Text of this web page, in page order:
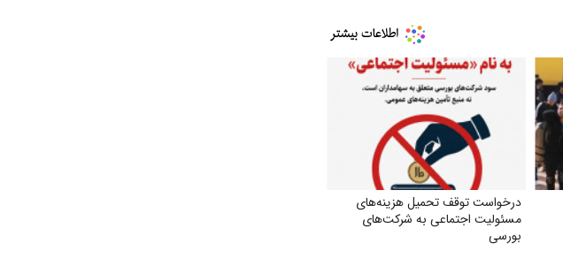
درخواست توقف تحمیل هزینه‌های
مسئولیت اجتماعی به شرکت‌های
بورسی